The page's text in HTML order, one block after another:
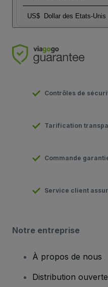
US$ Dollar des Etats-Unis
Contrôles de
Tarification
Commande
Service client
Notre entreprise
À propos de nous
Distribution ouverte